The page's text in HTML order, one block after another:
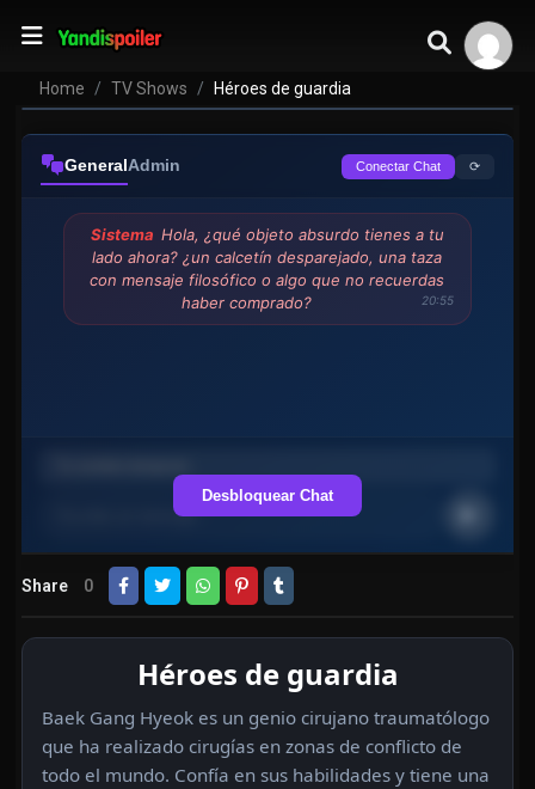
Home TV Shows Héroes de guardia
GeneralAdmin Conectar Chat ⟳
Sistema Hola, ¿qué objeto absurdo tienes a tu
lado ahora? ¿un calcetín desparejado, una taza
con mensaje filosófico o algo que no recuerdas
haber comprado?
20:55
Desbloquear Chat
Share 0
Héroes de guardia
Baek Gang Hyeok es un genio cirujano traumatólogo
que ha realizado cirugías en zonas de conflicto de
todo el mundo. Confía en sus habilidades y tiene una